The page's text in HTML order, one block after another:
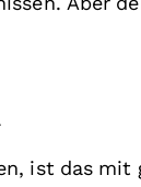
ist das mit